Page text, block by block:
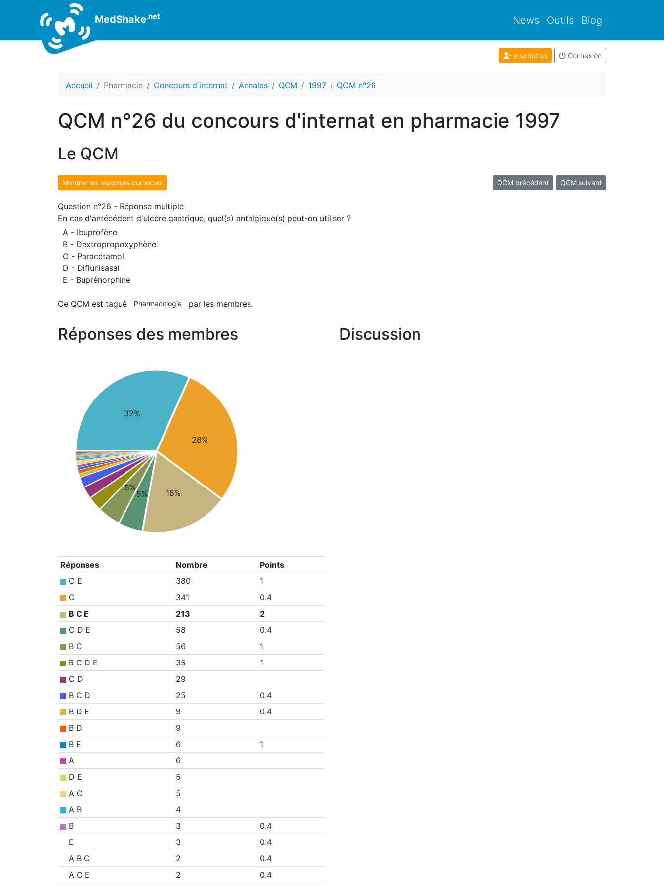
MedShake.net News Outils Blog
Inscription Connexion
Accueil Pharmacie Concours d'internat Annales QCM 1997 QCM n°26
QCM n°26 du concours d'internat en pharmacie 1997
Le QCM
Montrer les réponses correctes QCM précédent QCM suivant
Question n°26 - Réponse multiple
En cas d'antécédent d'ulcère gastrique, quel(s) antalgique(s) peut-on utiliser ?
A - Ibuprofène
B - Dextropropoxyphène
C - Paracétamol
D - Diflunisasal
E - Buprénorphine
Ce QCM est tagué Pharmacologie par les membres.
Réponses des membres
32%
28%
18%
5%
5%
Réponses Nombre
Points
C E
380
1
C
341
0.4
B C E
213
2
C D E
58
0.4
B C
56
1
B C D E
35
1
C D
29
B C D
25
0.4
B D E
9
0.4
B D
9
B E
6
1
A
6
D E
5
A C
5
A B
4
B
3
0.4
E
3
0.4
A B C
2
0.4
A C E
2 0.4
Discussion